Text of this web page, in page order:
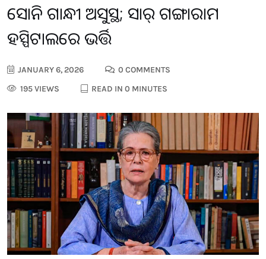
ସୋନିଆ ଗାନ୍ଧୀ ଅସୁସ୍ଥ; ସାର୍‌ ଗଙ୍ଗାରାମ
ହସ୍ପିଟାଲରେ ଭର୍ତ୍ତି
JANUARY 6, 2026
0 COMMENTS
195 VIEWS
READ IN 0 MINUTES